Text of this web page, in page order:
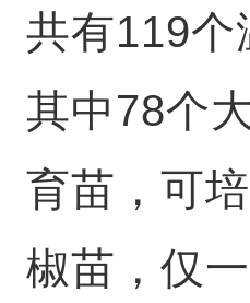
共有119个
其中78个
育苗，可
椒苗，仅